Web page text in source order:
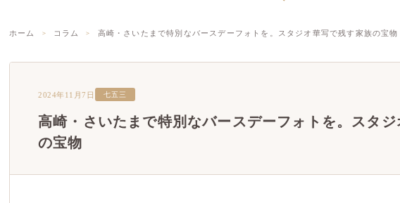
ホーム コラム 高崎・さいたまで特別なバースデーフォトを。スタジオ華写で残す家族の宝物
2024年11月7日 七五三
高崎・さいたまで特別なバースデーフォトを。スタ
の宝物